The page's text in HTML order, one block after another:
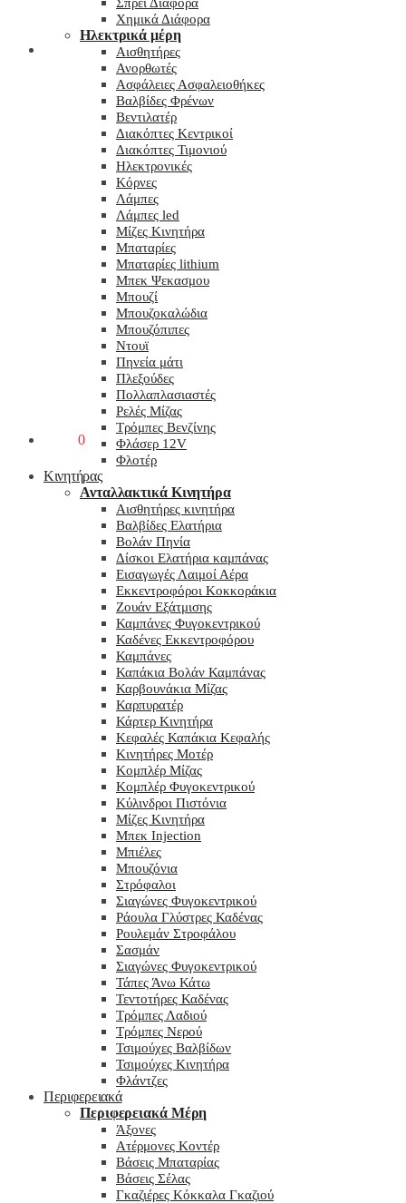
0
Χημικά Διάφορα
Hλεκτρικά μέρη
Αισθητήρες
Ανορθωτές
Ασφάλειες Ασφαλειοθήκες
Βαλβίδες Φρένων
Βεντιλατέρ
Διακόπτες Κεντρικοί
Διακόπτες Τιμονιού
Ηλεκτρονικές
Κόρνες
Λάμπες
Λάμπες led
Μίζες Κινητήρα
Μπαταρίες
Μπαταρίες lithium
Μπεκ Ψεκασμου
Μπουζί
Μπουζοκαλώδια
Μπουζόπιπες
Ντουϊ
Πηνεία μάτι
Πλεξούδες
Πολλαπλασιαστές
Ρελές Μίζας
Τρόμπες Βενζίνης
Φλάσερ 12V
Φλοτέρ
Κινητήρας
Ανταλλακτικά Κινητήρα
Αισθητήρες κινητήρα
Βαλβίδες Ελατήρια
Βολάν Πηνία
Δίσκοι Ελατήρια καμπάνας
Εισαγωγές Λαιμοί Αέρα
Εκκεντροφόροι Κοκκοράκια
Ζουάν Εξάτμισης
Καμπάνες Φυγοκεντρικού
Καδένες Εκκεντροφόρου
Καμπάνες
Καπάκια Βολάν Καμπάνας
Καρβουνάκια Μίζας
Καρπυρατέρ
Κάρτερ Κινητήρα
Κεφαλές Καπάκια Κεφαλής
Κινητήρες Μοτέρ
Κομπλέρ Μίζας
Κομπλέρ Φυγοκεντρικού
Κύλινδροι Πιστόνια
Μίζες Κινητήρα
Μπεκ Injection
Μπιέλες
Μπουζόνια
Στρόφαλοι
Σιαγώνες Φυγοκεντρικού
Ράουλα Γλύστρες Καδένας
Ρουλεμάν Στροφάλου
Σασμάν
Σιαγώνες Φυγοκεντρικού
Τάπες Άνω Κάτω
Τεντοτήρες Καδένας
Τρόμπες Λαδιού
Τρόμπες Νερού
Τσιμούχες Βαλβίδων
Τσιμούχες Κινητήρα
Φλάντζες
Περιφερειακά
Περιφερειακά Μέρη
Άξονες
Ατέρμονες Κοντέρ
Βάσεις Μπαταρίας
Βάσεις Σέλας
Γκαζιέρες Κόκκαλα Γκαζιού